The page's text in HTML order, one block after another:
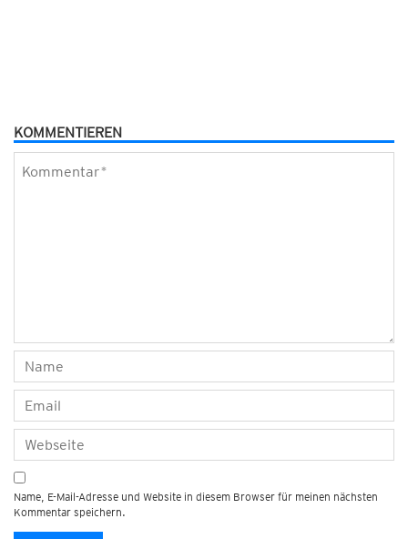
KOMMENTIEREN
Name, E-Mail-Adresse und Website in diesem Browser für meinen nächsten
Kommentar speichern.